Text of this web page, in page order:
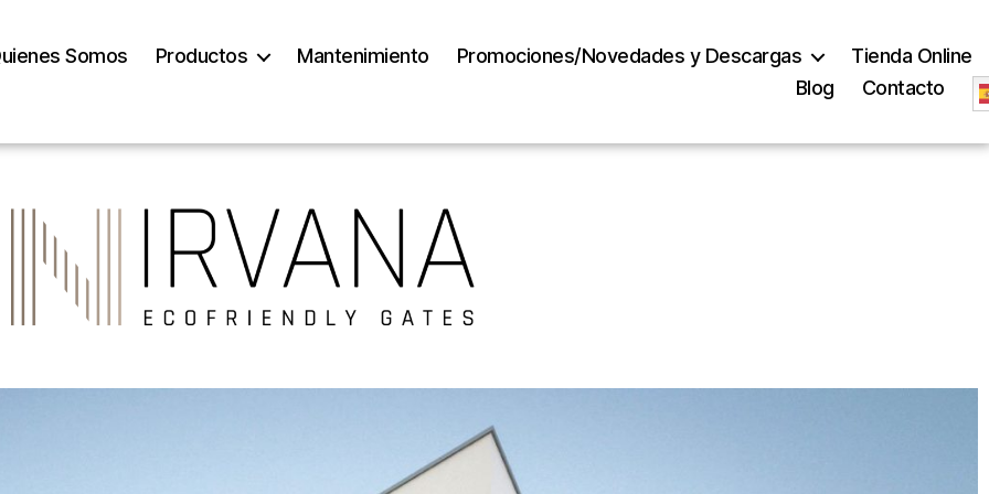
Somos Productos Mantenimiento Promociones/Novedades y Descargas
Tienda Online
Blog
Contacto